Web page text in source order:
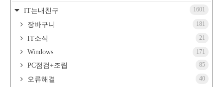
IT는내친구 1601
장바구니 181
IT소식 21
Windows 171
PC점검+조립 85
오류해결 40